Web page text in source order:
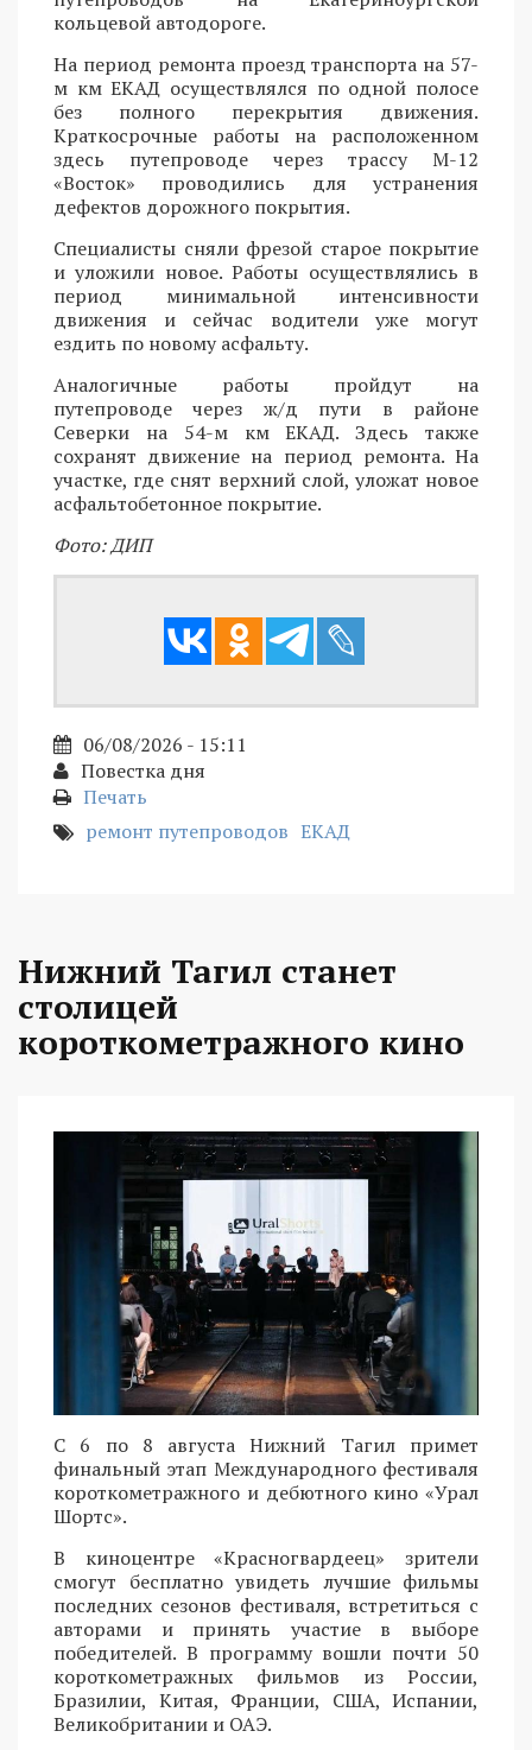
кольцевой автодороге.
На период ремонта проезд транспорта на 57-
м км ЕКАД осуществлялся по одной полосе
без полного перекрытия движения.
Краткосрочные работы на расположенном
здесь путепроводе через трассу М-12
«Восток» проводились для устранения
дефектов дорожного покрытия.
Специалисты сняли фрезой старое покрытие
и уложили новое. Работы осуществлялись в
период минимальной интенсивности
движения и сейчас водители уже могут
ездить по новому асфальту.
Аналогичные работы пройдут на
путепроводе через ж/д пути в районе
Северки на 54-м км ЕКАД. Здесь также
сохранят движение на период ремонта. На
участке, где снят верхний слой, уложат новое
асфальтобетонное покрытие.
Фото: ДИП
06/08/2026 - 15:11
Повестка дня
Печать
ремонт путепроводов ЕКАД
Нижний Тагил станет
столицей
короткометражного кино
С 6 по 8 августа Нижний Тагил примет
финальный этап Международного фестиваля
короткометражного и дебютного кино «Урал
Шортс».
В киноцентре «Красногвардеец» зрители
смогут бесплатно увидеть лучшие фильмы
последних сезонов фестиваля, встретиться с
авторами и принять участие в выборе
победителей. В программу вошли почти 50
короткометражных фильмов из России,
Бразилии, Китая, Франции, США, Испании,
Великобритании и ОАЭ.